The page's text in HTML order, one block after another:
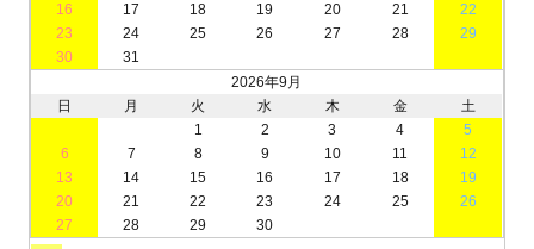
16
17 18 19 20 21
22
23
24 25 26 27 28
29
30
31
2026年9月
日
月 火 水 木 金
土
1
2 3 4
5
6
7 8 9 10 11
12
13
14 15 16 17 18
19
20
21 22 23 24 25
26
27
28 29 30